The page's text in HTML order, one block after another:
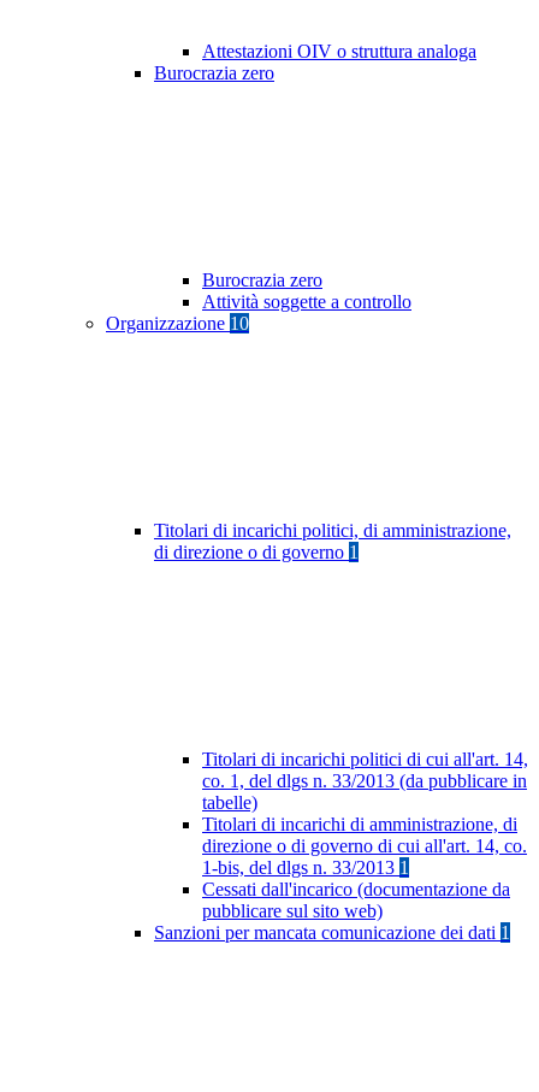
Attestazioni OIV o struttura analoga
Burocrazia zero
Burocrazia zero
Attività soggette a controllo
Organizzazione 10
Titolari di incarichi politici, di amministrazione,
di direzione o di governo 1
Titolari di incarichi politici di cui all'art. 14,
co. 1, del dlgs n. 33/2013 (da pubblicare in
tabelle)
Titolari di incarichi di amministrazione, di
direzione o di governo di cui all'art. 14, co.
1-bis, del dlgs n. 33/2013 1
Cessati dall'incarico (documentazione da
pubblicare sul sito web)
Sanzioni per mancata comunicazione dei dati 1